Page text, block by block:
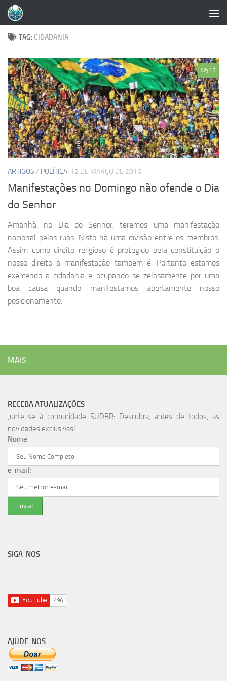
Skip to content
TAG: CIDADANIA
15
ARTIGOS / POLÍTICA 12 DE MARÇO DE 2016
Manifestações no Domingo não ofende o Dia
do Senhor
Amanhã, no Dia do Senhor, teremos uma manifestação
nacional pelas ruas. Nisto há uma divisão entre os membros.
Assim como direito religioso é protegido pela constituição o
nosso direito a manifestação também é. Portanto estamos
exercendo a cidadania e ocupando-se zelosamente por uma
boa causa quando manifestamos abertamente nosso
posicionamento.
MAIS
RECEBA ATUALIZAÇÔES
Junte-se à comunidade SUDBR: Descubra, antes de todos, as
novidades exclusivas!
Nome
e-mail:
SIGA-NOS
AJUDE-NOS